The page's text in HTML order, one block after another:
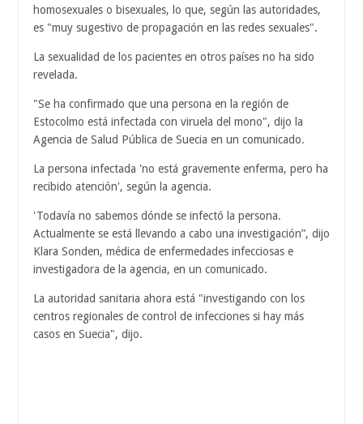
homosexuales o bisexuales, lo que, según las autoridades,
es "muy sugestivo de propagación en las redes sexuales".
La sexualidad de los pacientes en otros países no ha sido
revelada.
"Se ha confirmado que una persona en la región de
Estocolmo está infectada con viruela del mono", dijo la
Agencia de Salud Pública de Suecia en un comunicado.
La persona infectada 'no está gravemente enferma, pero ha
recibido atención', según la agencia.
'Todavía no sabemos dónde se infectó la persona.
Actualmente se está llevando a cabo una investigación”, dijo
Klara Sonden, médica de enfermedades infecciosas e
investigadora de la agencia, en un comunicado.
La autoridad sanitaria ahora está "investigando con los
centros regionales de control de infecciones si hay más
casos en Suecia", dijo.